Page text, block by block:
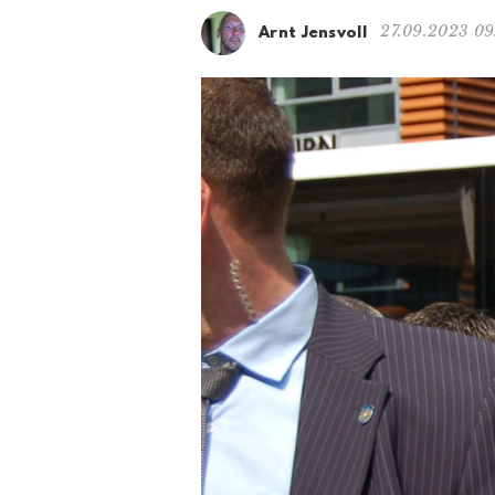
Arnt Jensvoll 27.09.2023